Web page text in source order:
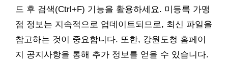
드 후 검색(Ctrl+F) 기능을 활용하세요. 미등록 가맹
점 정보는 지속적으로 업데이트되므로, 최신 파일을
참고하는 것이 중요합니다. 또한, 강원도청 홈페이
지 공지사항을 통해 추가 정보를 얻을 수 있습니다.